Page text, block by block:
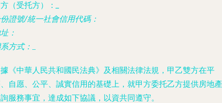
（受托方）：
證號/統一社會信用代碼：
：
方式：
《中華人民共和國民法典》及相關法律法規，甲乙雙方在平
自愿、公平、誠實信用的基礎上，就甲方委托乙方提供房地產
服務事宜，達成如下協議，以資共同遵守。